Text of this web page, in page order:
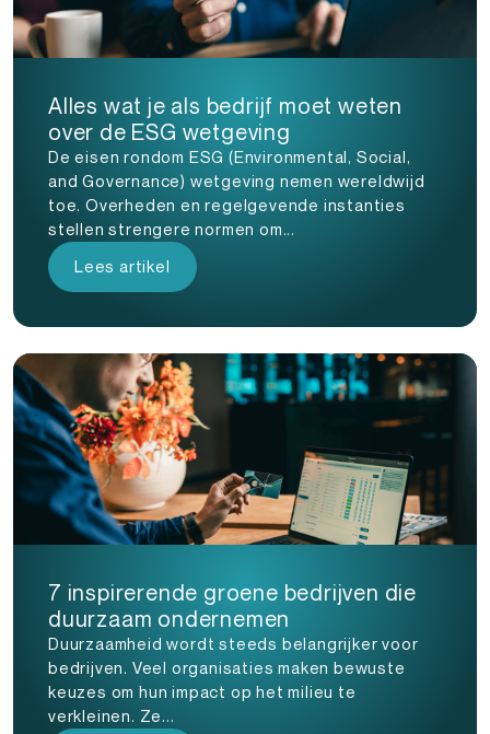
Alles wat je als bedrijf moet weten
over de ESG wetgeving
De eisen rondom ESG (Environmental, Social,
and Governance) wetgeving nemen wereldwijd
toe. Overheden en regelgevende instanties
stellen strengere normen om...
Lees artikel
7 inspirerende groene bedrijven die
duurzaam ondernemen
Duurzaamheid wordt steeds belangrijker voor
bedrijven. Veel organisaties maken bewuste
keuzes om hun impact op het milieu te
verkleinen. Ze...